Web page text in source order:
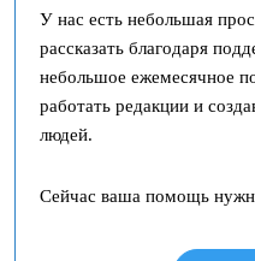
У нас есть небольшая
рассказать благодаря
небольшое ежемесячное
работать редакции и
людей.
Сейчас ваша помощь